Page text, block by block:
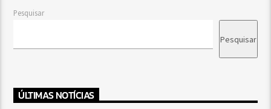
Pesquisar
Pesquisar
ÚLTIMAS NOTÍCIAS